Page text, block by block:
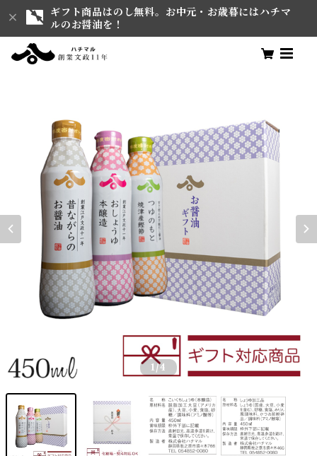
ギフト商品はのし無料。お中元・お歳暮にはハチマ
ルのお醤油を！
1 /4